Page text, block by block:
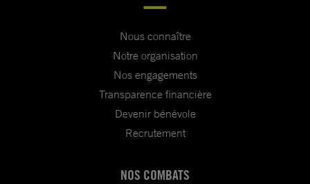
Nous connaître
Notre organisation
Nos engagements
Transparence financière
Devenir bénévole
Recrutement
NOS COMBATS